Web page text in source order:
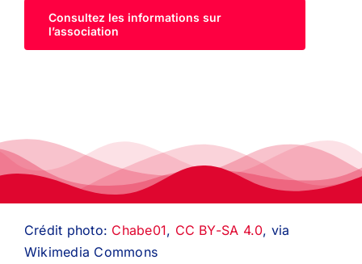
Consultez les informations sur
l’association
Crédit photo: Chabe01, CC BY-SA 4.0, via
Wikimedia Commons